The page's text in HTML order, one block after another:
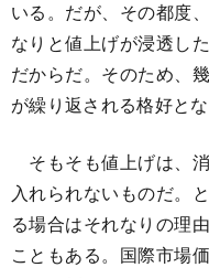
いる。だが、その都度
なりと値上げが浸透し
だからだ。そのため、
が繰り返される格好とな
そもそも値上げは、
入れられないものだ。
る場合はそれなりの理
こともある。国際市場